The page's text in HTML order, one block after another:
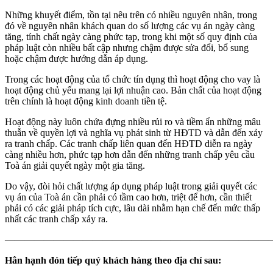
Những khuyết điểm, tồn tại nêu trên có nhiều nguyên nhân, trong
đó về nguyên nhân khách quan do số lượng các vụ án ngày càng
tăng, tính chất ngày càng phức tạp, trong khi một số quy định của
pháp luật còn nhiều bất cập nhưng chậm được sửa đổi, bổ sung
hoặc chậm được hướng dẫn áp dụng.
Trong các hoạt động của tổ chức tín dụng thì hoạt động cho vay là
hoạt động chủ yếu mang lại lợi nhuận cao. Bản chất của hoạt động
trên chính là hoạt động kinh doanh tiền tệ.
Hoạt động này luôn chứa đựng nhiều rủi ro và tiềm ẩn những mâu
thuẫn về quyền lợi và nghĩa vụ phát sinh từ HĐTD và dẫn đến xảy
ra tranh chấp. Các tranh chấp liên quan đến HĐTD diễn ra ngày
càng nhiều hơn, phức tạp hơn dẫn đến những tranh chấp yêu cầu
Toà án giải quyết ngày một gia tăng.
Do vậy, đòi hỏi chất lượng áp dụng pháp luật trong giải quyết các
vụ án của Toà án cần phải có tầm cao hơn, triệt để hơn, cần thiết
phải có các giải pháp tích cực, lâu dài nhằm hạn chế đến mức thấp
nhất các tranh chấp xảy ra.
Hân hạnh đón tiếp quý khách hàng theo địa chỉ sau: